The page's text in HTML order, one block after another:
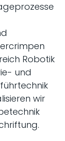
Robotik
und
wir